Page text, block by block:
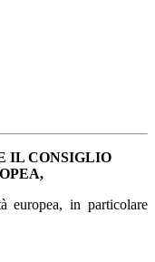
IL CONSIGLIO
europea, in particolare